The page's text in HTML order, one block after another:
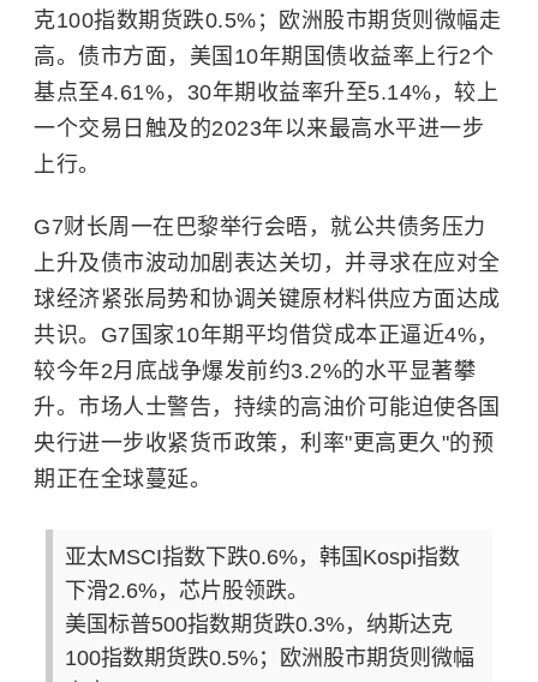
克100指数期货跌0.5%；欧洲股市期货则微幅走
高。债市方面，美国10年期国债收益率上行2个
基点至4.61%，30年期收益率升至5.14%，较上
一个交易日触及的2023年以来最高水平进一步
上行。
G7财长周一在巴黎举行会晤，就公共债务压力
上升及债市波动加剧表达关切，并寻求在应对全
球经济紧张局势和协调关键原材料供应方面达成
共识。G7国家10年期平均借贷成本正逼近4%，
较今年2月底战争爆发前约3.2%的水平显著攀
升。市场人士警告，持续的高油价可能迫使各国
央行进一步收紧货币政策，利率"更高更久"的预
期正在全球蔓延。
亚太MSCI指数下跌0.6%，韩国Kospi指数
下滑2.6%，芯片股领跌。
美国标普500指数期货跌0.3%，纳斯达克
100指数期货跌0.5%；欧洲股市期货则微幅